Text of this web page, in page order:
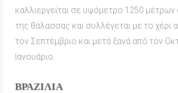
καλλιεργείται σε υψόμετρο 1250 μέτρων
της θάλασσας και συλλέγεται με το χέρι
τον Σεπτέμβριο και μετά ξανά από τον
Ιανουάριο.
ΒΡΑΖΙΛΊΑ